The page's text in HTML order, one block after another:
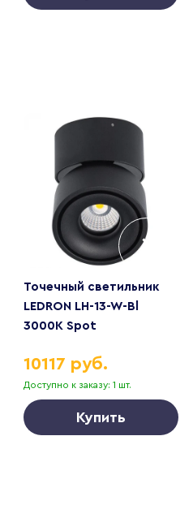
Точечный светильник
LEDRON LH-13-W-Bl
3000K Spot
Доступно к заказу: 1 шт.
10117 руб.
Купить